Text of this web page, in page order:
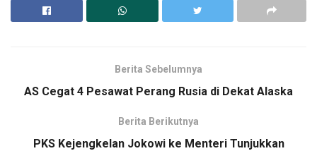
Berita Sebelumnya
AS Cegat 4 Pesawat Perang Rusia di Dekat Alaska
Berita Berikutnya
PKS Kejengkelan Jokowi ke Menteri Tunjukkan